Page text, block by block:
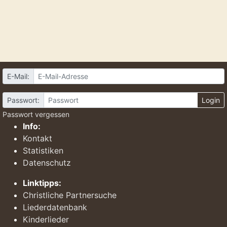
E-Mail:
Passwort:
Login
Passwort vergessen
Info:
Kontakt
Statistiken
Datenschutz
Linktipps:
Christliche Partnersuche
Liederdatenbank
Kinderlieder